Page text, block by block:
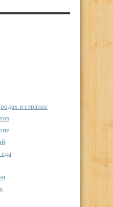
и странах